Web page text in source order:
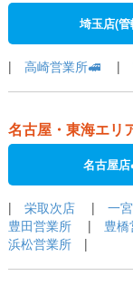
埼玉店(管
| 高崎営業所🚅|
名古屋・東海エリ
名古屋店
| 栄取次店| 一
豊田営業所| 豊
浜松営業所|